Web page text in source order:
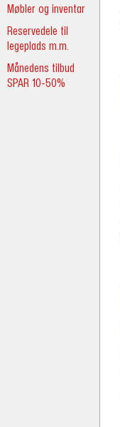
Møbler og inventar
Reservedele til
legeplads m.m.
Månedens tilbud
SPAR 10-50%